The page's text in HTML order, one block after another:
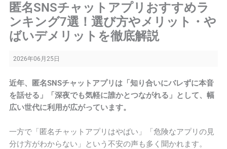
匿名SNSチャットアプリおすすめラ
ンキング7選！選び方やメリット・や
ばいデメリットを徹底解説
2026年06月25日
近年、匿名SNSチャットアプリは「知り合いにバレずに本音
を話せる」「深夜でも気軽に誰かとつながれる」として、幅
広い世代に利用が広がっています。
一方で「匿名チャットアプリはやばい」「危険なアプリの見
分け方がわからない」という不安の声も多く聞かれます。